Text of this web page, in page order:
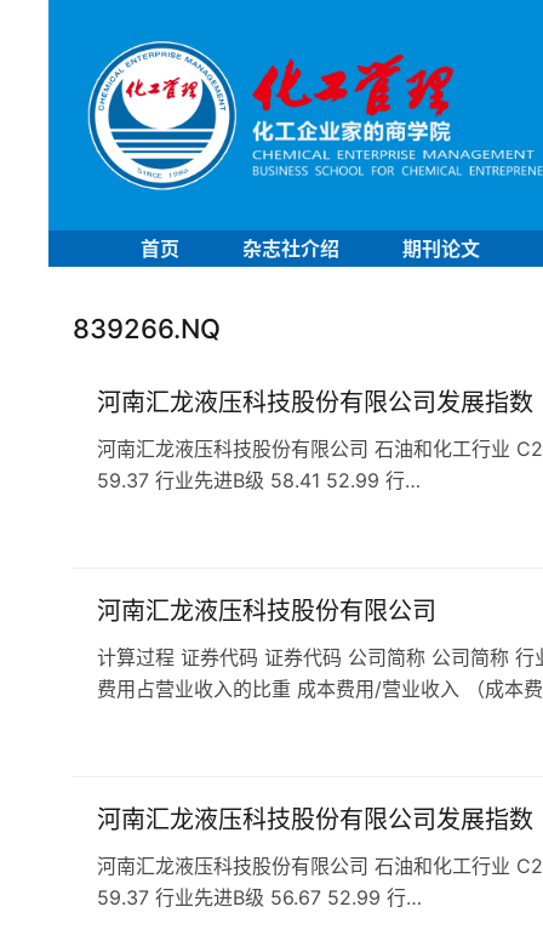
首页 杂志社介绍 期刊论文
839266.NQ
河南汇龙液压科技股份有限公司发展指数
河南汇龙液压科技股份有限公司 石油和化工行业
59.37 行业先进B级 58.41 52.99 行…
河南汇龙液压科技股份有限公司
计算过程 证券代码 证券代码 公司简称 公司简称
费用占营业收入的比重 成本费用/营业收入 （成本
河南汇龙液压科技股份有限公司发展指数
河南汇龙液压科技股份有限公司 石油和化工行业
59.37 行业先进B级 56.67 52.99 行…